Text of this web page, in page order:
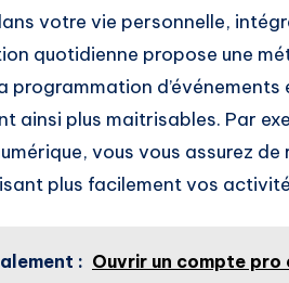
votre vie personnelle,
quotidienne propose une
programmation
ainsi plus maitrisables. Par
vous vous assurez
plus facilement vos
: Ouvrir un compte pro